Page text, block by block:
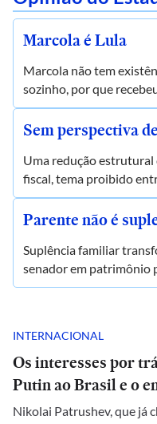
Marcola é Lula
Marcola não tem
sozinho, por que
Sem perspectiva
Uma redução estrutural
fiscal, tema proibido
Parente não é
Suplência familiar
senador em patrimônio
INTERNACIONAL
Os interesses por
Putin ao Brasil e o
Nikolai Patrushev, que já